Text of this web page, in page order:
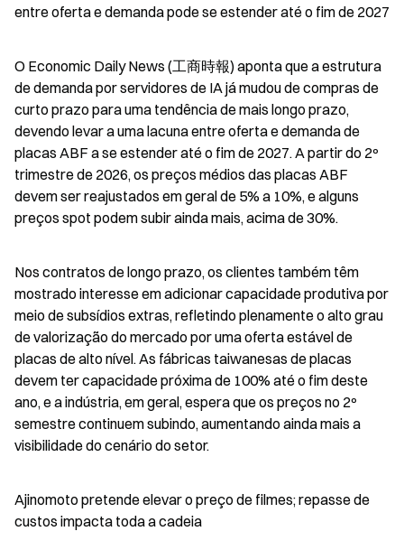
entre oferta e demanda pode se estender até o fim de 2027
O Economic Daily News (工商時報) aponta que a estrutura
de demanda por servidores de IA já mudou de compras de
curto prazo para uma tendência de mais longo prazo,
devendo levar a uma lacuna entre oferta e demanda de
placas ABF a se estender até o fim de 2027. A partir do 2º
trimestre de 2026, os preços médios das placas ABF
devem ser reajustados em geral de 5% a 10%, e alguns
preços spot podem subir ainda mais, acima de 30%.
Nos contratos de longo prazo, os clientes também têm
mostrado interesse em adicionar capacidade produtiva por
meio de subsídios extras, refletindo plenamente o alto grau
de valorização do mercado por uma oferta estável de
placas de alto nível. As fábricas taiwanesas de placas
devem ter capacidade próxima de 100% até o fim deste
ano, e a indústria, em geral, espera que os preços no 2º
semestre continuem subindo, aumentando ainda mais a
visibilidade do cenário do setor.
Ajinomoto pretende elevar o preço de filmes; repasse de
custos impacta toda a cadeia